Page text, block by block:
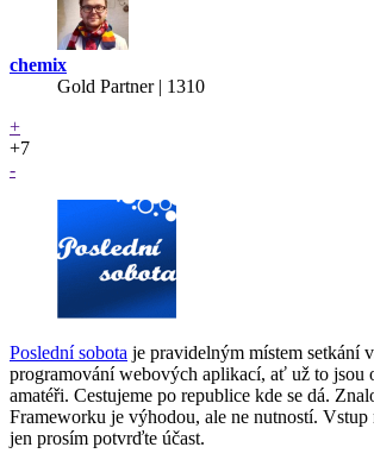
chemix
Gold Partner| 1310
+
+7
-
Poslední sobota je pravidelným místem setkání
programování webových aplikací, ať už to jsou
amatéři. Cestujeme po republice kde se dá.
Frameworku je výhodou, ale ne nutností. Vstup
jen prosím potvrďte účast.